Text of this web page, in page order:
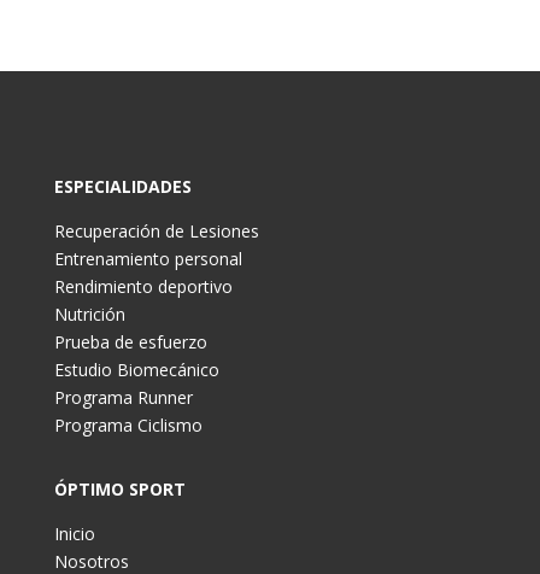
ESPECIALIDADES
Recuperación de Lesiones
Entrenamiento personal
Rendimiento deportivo
Nutrición
Prueba de esfuerzo
Estudio Biomecánico
Programa Runner
Programa Ciclismo
ÓPTIMO SPORT
Inicio
Nosotros